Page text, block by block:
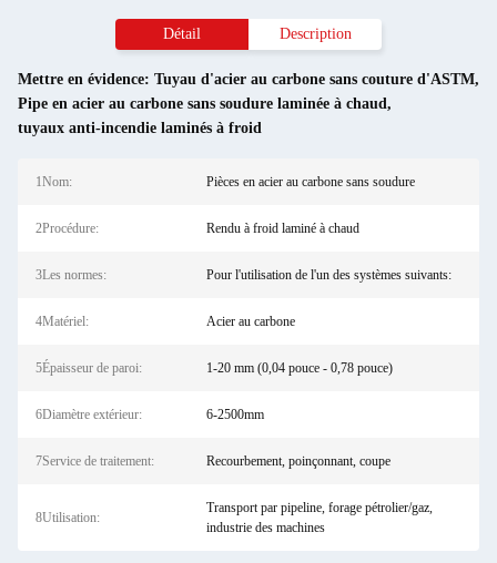
Détail Description
Mettre en évidence: Tuyau d'acier au carbone sans couture d'ASTM,
Pipe en acier au carbone sans soudure laminée à chaud,
tuyaux anti-incendie laminés à froid
1Nom: Pièces en acier au carbone sans soudure
2Procédure: Rendu à froid laminé à chaud
3Les normes: Pour l'utilisation de l'un des systèmes suivants:
4Matériel: Acier au carbone
5Épaisseur de paroi: 1-20 mm (0,04 pouce - 0,78 pouce)
6Diamètre extérieur: 6-2500mm
7Service de traitement: Recourbement, poinçonnant, coupe
8Utilisation:
Transport par pipeline, forage pétrolier/gaz,
industrie des machines